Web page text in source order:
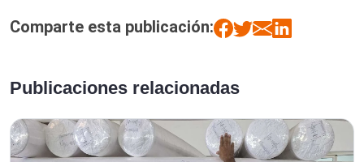
Comparte esta publicación:
Publicaciones relacionadas